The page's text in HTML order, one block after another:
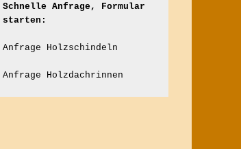
Schnelle Anfrage, Formular
starten:
Anfrage Holzschindeln
Anfrage Holzdachrinnen